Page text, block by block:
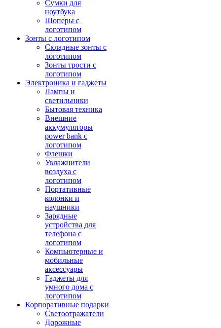
Сумки для
ноутбука
Шоперы с
логотипом
Зонты с логотипом
Складные зонты с
логотипом
Зонты трости с
логотипом
Электроника и гаджеты
Лампы и
светильники
Бытовая техника
Внешние
аккумуляторы
power bank с
логотипом
Флешки
Увлажнители
воздуха с
логотипом
Портативные
колонки и
наушники
Зарядные
устройства для
телефона с
логотипом
Компьютерные и
мобильные
аксессуары
Гаджеты для
умного дома с
логотипом
Корпоративные подарки
Светоотражатели
Дорожные